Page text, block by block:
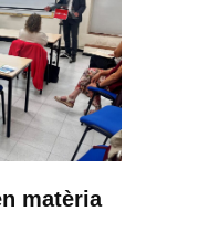
matèria